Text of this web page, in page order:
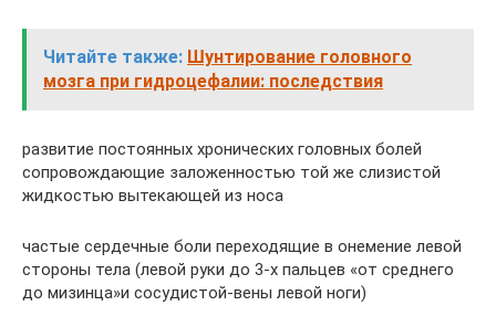
Читайте также: Шунтирование головного
мозга при гидроцефалии: последствия
развитие постоянных хронических головных болей
сопровождающие заложенностью той же слизистой
жидкостью вытекающей из носа
частые сердечные боли переходящие в онемение левой
стороны тела (левой руки до 3-х пальцев «от среднего
до мизинца»и сосудистой-вены левой ноги)